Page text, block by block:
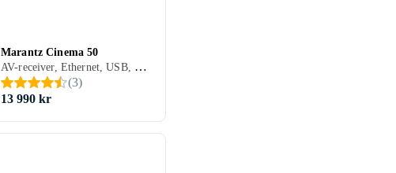
Marantz Cinema 50
AV-receiver, Ethernet, USB, HDMI, 3.5 mm-indgang, RCA-indgang, RCA-udgang, Koaksialindgang, Optisk indgang, Phono-indgang, Pre-out, Subwooferudgang, 11, Spotify Connect, Tidal, Deezer, TuneIn, Apple AirPlay 2, Amazon Music, DLNA, Bluetooth, Understøttelse af internetradio, Fjernbetjening, Indbygget Wi-Fi, Appstyring, Multizone (lyd/video flere rum), Bi-amping
(3)
13 990 kr